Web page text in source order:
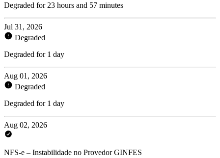
Degraded for 23 hours and 57 minutes
Jul 31, 2026
Degraded
Degraded for 1 day
Aug 01, 2026
Degraded
Degraded for 1 day
Aug 02, 2026
NFS-e – Instabilidade no Provedor GINFES